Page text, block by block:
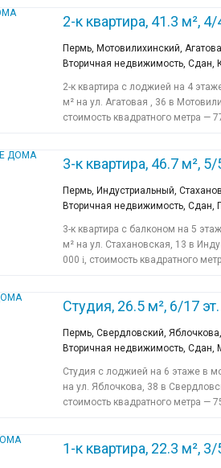
2-к квартира, 41.3 м², 4/
Пермь, Мотовилихинский,
Вторичная недвижимость,
2-к квартира с лоджией на 4
м² на ул. Агатовая , 36 в
стоимость квадратного метра —
3-к квартира, 46.7 м², 5/
Пермь, Индустриальный,
Вторичная недвижимость, Сдан,
3-к квартира с балконом на 5
м² на ул. Стахановская, 13 в
000 i, стоимость квадратного
Студия, 26.5 м², 6/17 эт.
Пермь, Свердловский,
Вторичная недвижимость, Сдан,
Студия с лоджией на 6 этаже в
на ул. Яблочкова, 38 в
стоимость квадратного метра —
1-к квартира, 22.3 м², 3/